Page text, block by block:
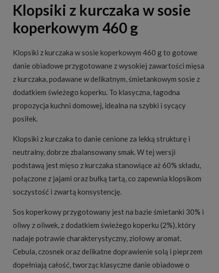
Klopsiki z kurczaka w sosie
koperkowym 460 g
Klopsiki z kurczaka w sosie koperkowym 460 g to gotowe
danie obiadowe przygotowane z wysokiej zawartości mięsa
z kurczaka, podawane w delikatnym, śmietankowym sosie z
dodatkiem świeżego koperku. To klasyczna, łagodna
propozycja kuchni domowej, idealna na szybki i sycący
posiłek.
Klopsiki z kurczaka to danie cenione za lekką strukturę i
neutralny, dobrze zbalansowany smak. W tej wersji
podstawą jest mięso z kurczaka stanowiące aż 60% składu,
połączone z jajami oraz bułką tartą, co zapewnia klopsikom
soczystość i zwartą konsystencję.
Sos koperkowy przygotowany jest na bazie śmietanki 30% i
oliwy z oliwek, z dodatkiem świeżego koperku (2%), który
nadaje potrawie charakterystyczny, ziołowy aromat.
Cebula, czosnek oraz delikatne doprawienie solą i pieprzem
dopełniają całość, tworząc klasyczne danie obiadowe o